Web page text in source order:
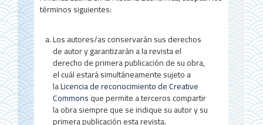
l
d
e
l
a
r
términos siguientes:
Los autores/as conservarán sus derechos
de autor y garantizarán a la revista el
derecho de primera publicación de su obra,
el cuál estará simultáneamente sujeto a
laLicencia de reconocimiento de Creative
Commonsque permite a terceros compartir
la obra siempre que se indique su autor y su
primera publicación esta revista.